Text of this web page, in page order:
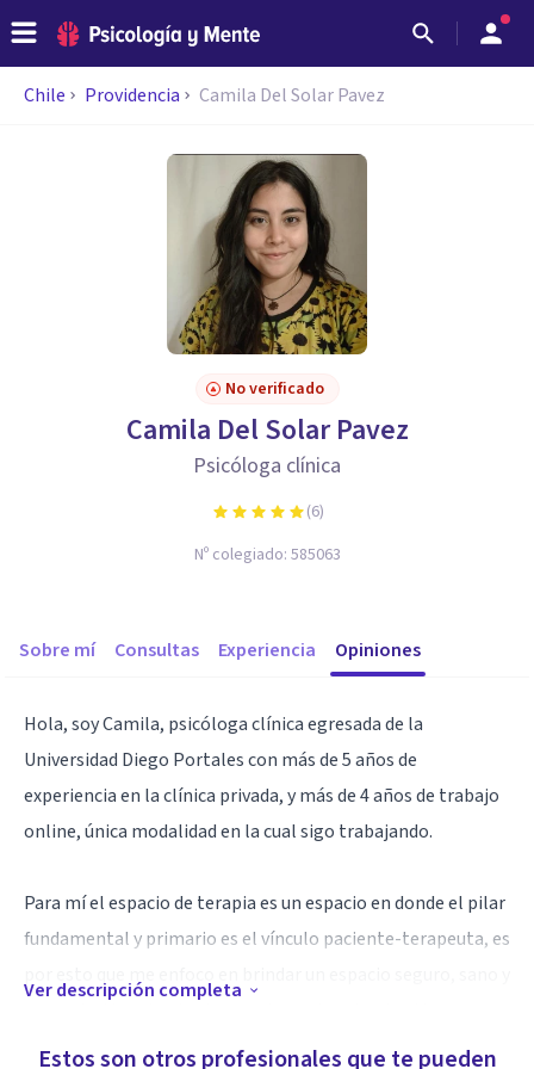
Chile Providencia Camila Del Solar Pavez
No verificado
Camila Del Solar Pavez
Psicóloga clínica
(6)
Nº colegiado: 585063
Sobre mí Consultas Experiencia Opiniones
Hola, soy Camila, psicóloga clínica egresada de la
Universidad Diego Portales con más de 5 años de
experiencia en la clínica privada, y más de 4 años de trabajo
online, única modalidad en la cual sigo trabajando.
Para mí el espacio de terapia es un espacio en donde el pilar
fundamental y primario es el vínculo paciente-terapeuta, es
requerimientos que cada persona pueda ir necesitando a lo
Ver descripción completa
Estos son otros profesionales que te pueden